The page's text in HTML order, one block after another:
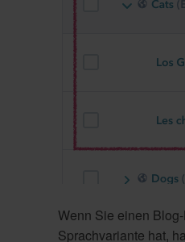
Wenn Sie einen
Sprachvariante hat,